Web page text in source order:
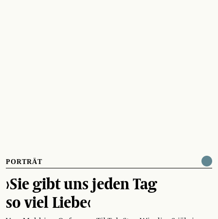
PORTRÄT
›Sie gibt uns jeden Tag
so viel Liebe‹